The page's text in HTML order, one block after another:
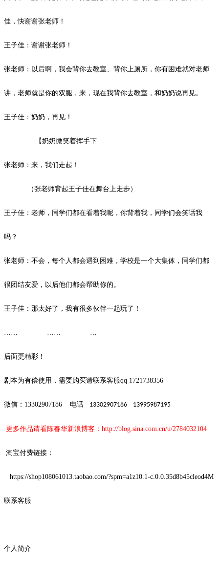
佳，快谢谢张老师！
王子佳：谢谢张老师！
张老师：以后啊，我会背你去教室、背你上厕所，你有困难就对老师
讲，老师就是你的双腿，来，现在我背你去教室，和奶奶说再见。
王子佳：奶奶，再见！
【奶奶微笑着挥手下
张老师：来，我们走起！
（张老师背起王子佳在舞台上走步）
王子佳：老师，同学们都在看着我呢，你背着我，同学们会笑话我
吗？
张老师：不会，每个人都会遇到困难，学校是一个大集体，同学们都
很团结友爱，以后他们都会帮助你的。
王子佳：那太好了，我有很多伙伴一起玩了！
后面更精彩！
剧本为有偿使用，需要购买请联系客服qq 1721738356
微信： 13302907186 电话 13302907186 13995987195
更多作品请看陈春华新浪博客： http://blog.sina.com.cn/u/2784032104
淘宝付费链接：
https://shop108061013.taobao.com/?spm=a1z10.1-c.0.0.35d8b45cleod4M
联系客服
个人简介